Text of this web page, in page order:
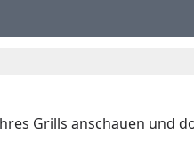
Grills anschauen und